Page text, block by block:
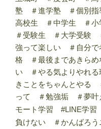
塾 ＃進学塾 ＃個別指
高校生 ＃中学生 ＃
＃受験生 ＃大学受験
強って楽しい ＃自分
格 ＃最後まであきら
い ＃やる気よりやれ
きことをちゃんとやる
って ＃勉強垢 ＃夢叶
モート学習 #LINE学習
負けない ＃かんばろ